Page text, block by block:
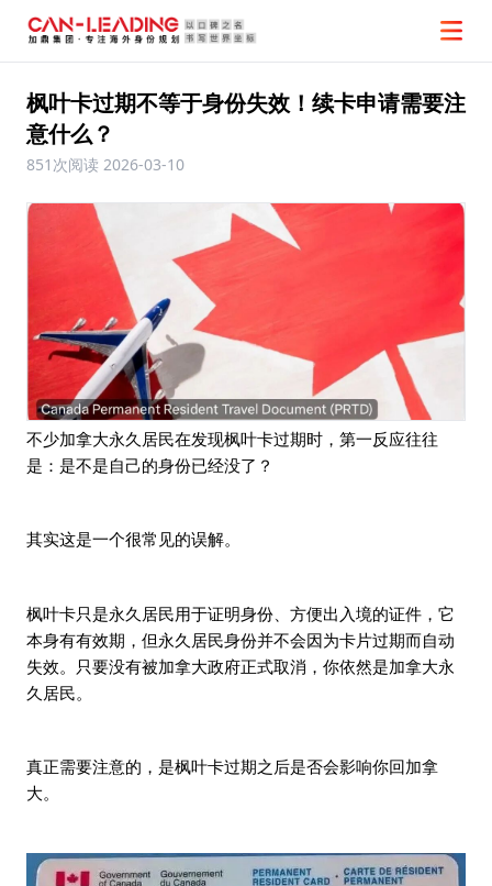
枫叶卡过期不等于身份失效！续卡申请需要注
意什么？
851次阅读 2026-03-10
不少加拿大永久居民在发现枫叶卡过期时，第一反应往往
是：是不是自己的身份已经没了？
其实这是一个很常见的误解。
枫叶卡只是永久居民用于证明身份、方便出入境的证件，它
本身有有效期，但永久居民身份并不会因为卡片过期而自动
失效。只要没有被加拿大政府正式取消，你依然是加拿大永
久居民。
真正需要注意的，是枫叶卡过期之后是否会影响你回加拿
大。